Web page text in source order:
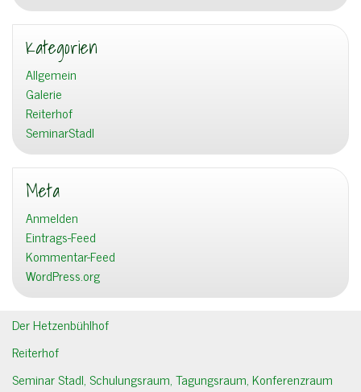
Kategorien
Allgemein
Galerie
Reiterhof
SeminarStadl
Meta
Anmelden
Eintrags-Feed
Kommentar-Feed
WordPress.org
Der Hetzenbühlhof
Reiterhof
Seminar Stadl, Schulungsraum, Tagungsraum, Konferenzraum